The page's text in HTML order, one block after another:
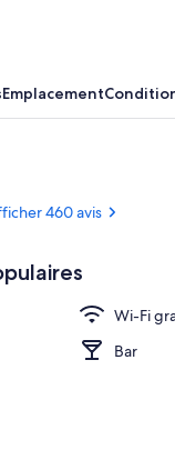
Villa
Emplacement
460 avis
Wi-Fi
Bar